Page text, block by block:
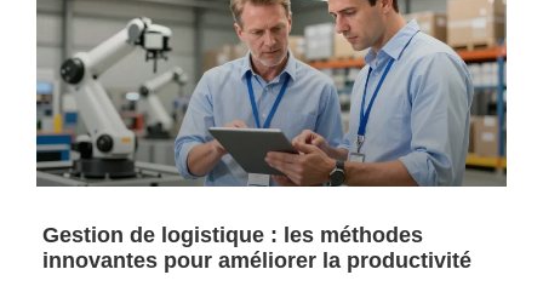
Gestion de logistique : les méthodes
innovantes pour améliorer la productivité